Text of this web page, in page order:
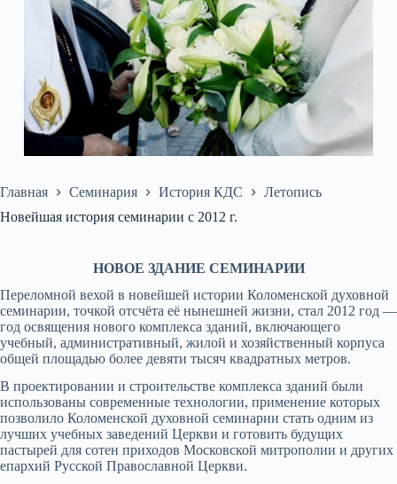
Главная Семинария История КДС
Летопись
Новейшая история семинарии с 2012 г.
НОВОЕ ЗДАНИЕ СЕМИНАРИИ
Переломной вехой в новейшей истории Коломенской духовной
семинарии, точкой отсчёта её нынешней жизни, стал 2012 год —
год освящения нового комплекса зданий, включающего
учебный, административный, жилой и хозяйственный корпуса
общей площадью более девяти тысяч квадратных метров.
В проектировании и строительстве комплекса зданий были
использованы современные технологии, применение которых
позволило Коломенской духовной семинарии стать одним из
лучших учебных заведений Церкви и готовить будущих
пастырей для сотен приходов Московской митрополии и других
епархий Русской Православной Церкви.